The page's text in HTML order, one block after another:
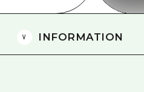
INFORMATION